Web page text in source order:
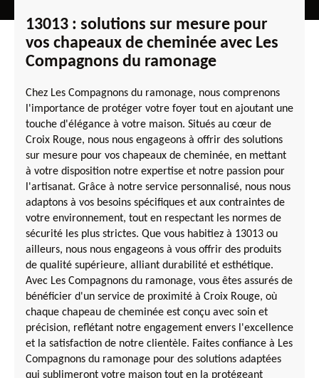
13013 : solutions sur mesure pour
vos chapeaux de cheminée avec Les
Compagnons du ramonage
Chez Les Compagnons du ramonage, nous comprenons
l'importance de protéger votre foyer tout en ajoutant une
touche d'élégance à votre maison. Situés au cœur de
Croix Rouge, nous nous engageons à offrir des solutions
sur mesure pour vos chapeaux de cheminée, en mettant
à votre disposition notre expertise et notre passion pour
l'artisanat. Grâce à notre service personnalisé, nous nous
adaptons à vos besoins spécifiques et aux contraintes de
votre environnement, tout en respectant les normes de
sécurité les plus strictes. Que vous habitiez à 13013 ou
ailleurs, nous nous engageons à vous offrir des produits
de qualité supérieure, alliant durabilité et esthétique.
Avec Les Compagnons du ramonage, vous êtes assurés de
bénéficier d'un service de proximité à Croix Rouge, où
chaque chapeau de cheminée est conçu avec soin et
précision, reflétant notre engagement envers l'excellence
et la satisfaction de notre clientèle. Faites confiance à Les
Compagnons du ramonage pour des solutions adaptées
qui sublimeront votre maison tout en la protégeant